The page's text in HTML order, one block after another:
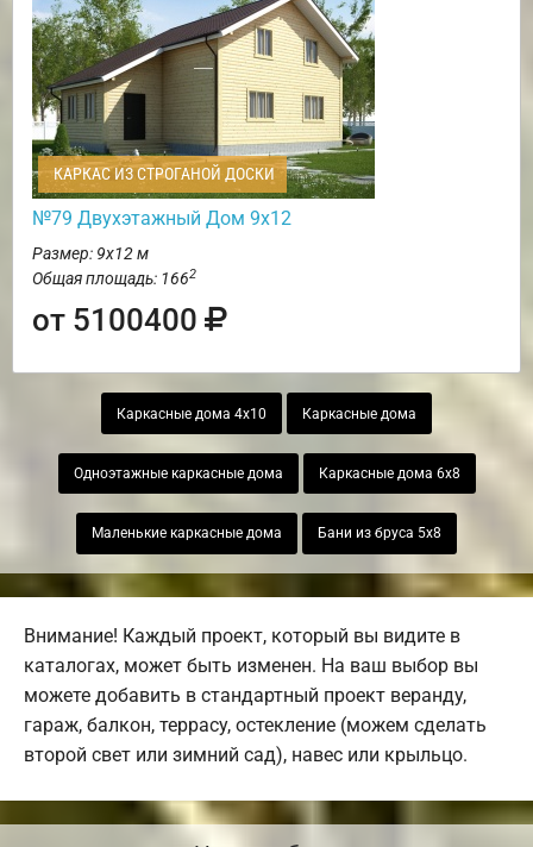
КАРКАС ИЗ СТРОГАНОЙ ДОСКИ
№79 Двухэтажный Дом 9х12
Размер: 9х12 м
Общая площадь: 1662
от 5100400
Каркасные дома 4х10 Каркасные дома
Одноэтажные каркасные дома Каркасные дома 6х8
Маленькие каркасные дома Бани из бруса 5х8
Внимание! Каждый проект, который вы видите в
каталогах, может быть изменен. На ваш выбор вы
можете добавить в стандартный проект веранду,
гараж, балкон, террасу, остекление (можем сделать
второй свет или зимний сад), навес или крыльцо.